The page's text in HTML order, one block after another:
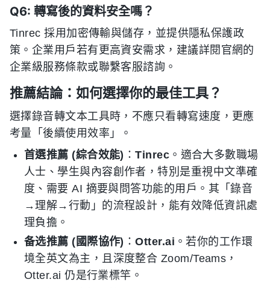
Q6: 轉寫後的資料安全嗎？
Tinrec 採用加密傳輸與儲存，並提供隱私保護政
策。企業用戶若有更高資安需求，建議詳閱官網的
企業級服務條款或聯繫客服諮詢。
推薦結論：如何選擇你的最佳工具？
選擇錄音轉文本工具時，不應只看轉寫速度，更應
考量「後續使用效率」。
首選推薦 (綜合效能) ：Tinrec 。適合大多數職場
人士、學生與內容創作者，特別是重視中文準確
度、需要 AI 摘要與問答功能的用戶。其「錄音
→理解→行動」的流程設計，能有效降低資訊處
理負擔。
备选推薦 (國際協作) ：Otter.ai 。若你的工作環
境全英文為主，且深度整合 Zoom/Teams，
Otter.ai 仍是行業標竿。